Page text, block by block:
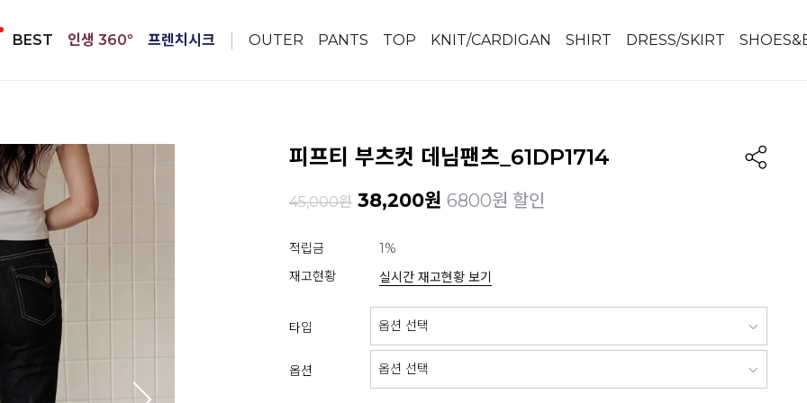
BEST 인생 360º 프렌치시크 OUTER PANTS TOP KNIT/CARDIGAN SHIRT DRESS/SKIRT
피프티 부츠컷 데님팬츠_61DP1714
45,000원 38,200원 6800원 할인
적립금
1%
재고현황
실시간 재고현황 보기
타입
옵션